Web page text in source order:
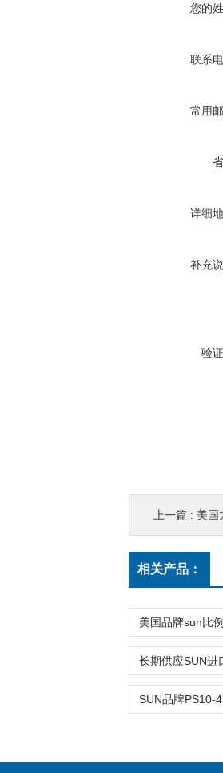
您的
联系
常用
详细
补充
验
上一篇 : 美国
相关产品：